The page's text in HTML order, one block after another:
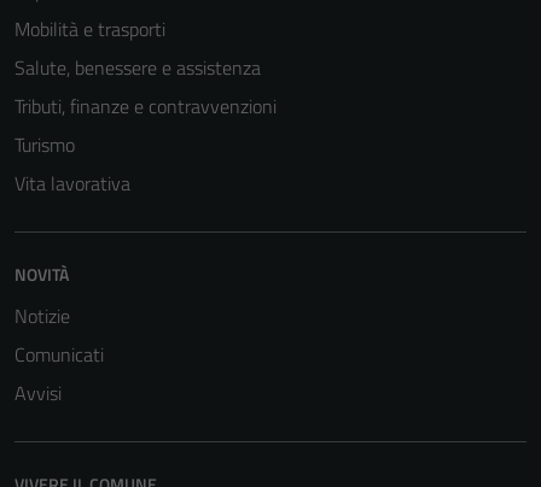
Mobilità e trasporti
Salute, benessere e assistenza
Tributi, finanze e contravvenzioni
Turismo
Vita lavorativa
NOVITÀ
Notizie
Comunicati
Avvisi